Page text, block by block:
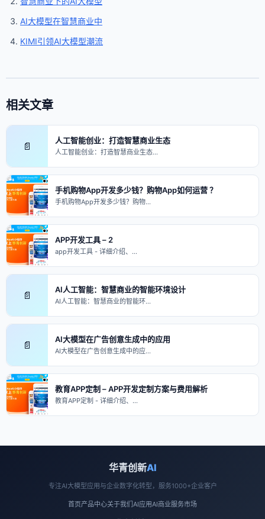
AI大模型在智慧商业中
KIMI引领AI大模型潮流
相关文章
📄 人工智能创业：打造智慧商业生态
人工智能创业：打造智慧商业生态…
手机购物App开发多少钱？购物App如何运营 ？
手机购物App开发多少钱？购物…
APP开发工具 – 2
app开发工具 - 详细介绍、…
📄 AI人工智能：智慧商业的智能环境设计
AI人工智能：智慧商业的智能环…
📄 AI大模型在广告创意生成中的应用
AI大模型在广告创意生成中的应…
教育APP定制 – APP开发定制方案与费用解析
教育APP定制 - 详细介绍、…
华青创新AI
专注AI大模型应用与企业数字化转型，服务1000+企业客户
首页产品中心关于我们 AI应用AI商业服务市场